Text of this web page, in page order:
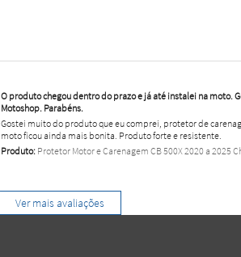
O produto chegou dentro do prazo e já até instalei na moto.
Motoshop. Parabéns.
Gostei muito do produto que eu comprei, protetor de
moto ficou ainda mais bonita. Produto forte e resistente.
Produto:Protetor Motor e Carenagem CB 500X 2020 a 2025
Ver mais avaliações